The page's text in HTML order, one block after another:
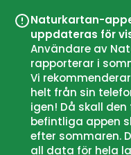
Naturkartan-
uppdateras för
Användare av
rapporterar i
Vi
helt från sin
igen! Då skall
befintliga appen
efter sommaren.
all data för hela